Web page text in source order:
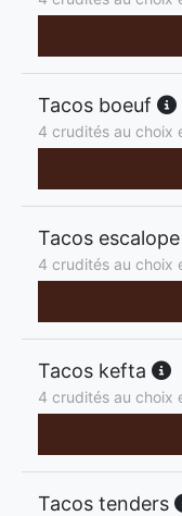
Tacos boeuf
4 crudités au choix
Tacos escalope
4 crudités au choix
Tacos kefta
4 crudités au choix
Tacos tenders